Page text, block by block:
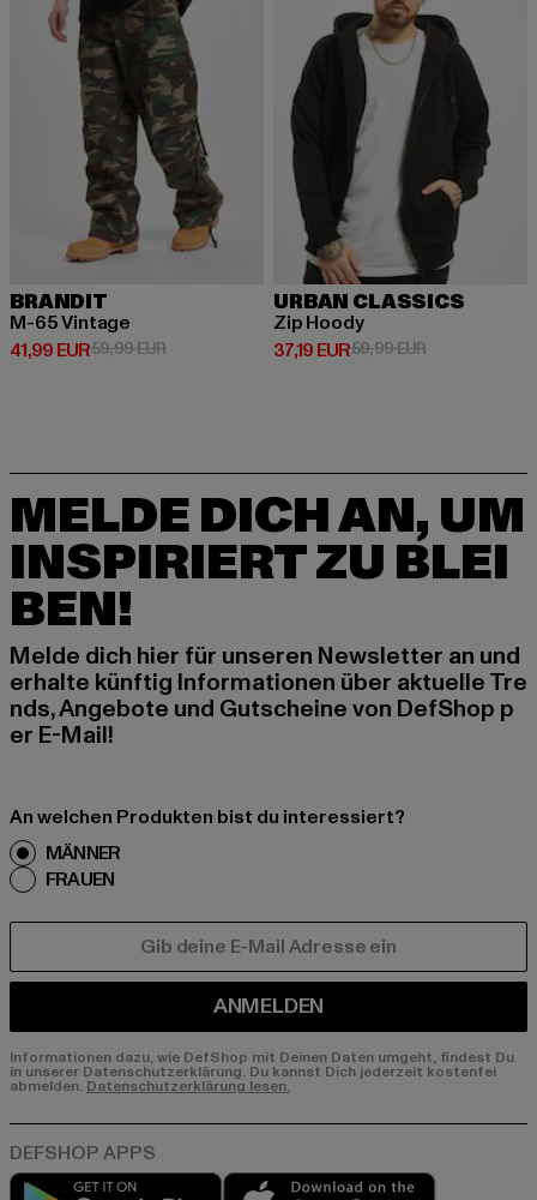
BRANDIT
M-65 Vintage
41,99 EUR
Derzeitiger Preis: 41,99 EUR
59,99 EURAktionspreis: 59,99 EUR
URBAN CLASSICS
Zip Hoody
37,19 EUR
Derzeitiger Preis: 37,19 EUR
59,99 EURAktionspreis:
MELDE DICH AN, UM
INSPIRIERT ZU BLEI
BEN!
Melde dich hier für unseren Newsletter an und
erhalte künftig Informationen über aktuelle Tre
nds, Angebote und Gutscheine von DefShop p
er E-Mail!
An welchen Produkten bist du interessiert?
MÄNNER
FRAUEN
ANMELDEN
Informationen dazu, wie DefShop mit Deinen Daten umgeht, findest Du
in unserer Datenschutzerklärung. Du kannst Dich jederzeit kostenfei
abmelden. Datenschutzerklärung lesen.
Play market